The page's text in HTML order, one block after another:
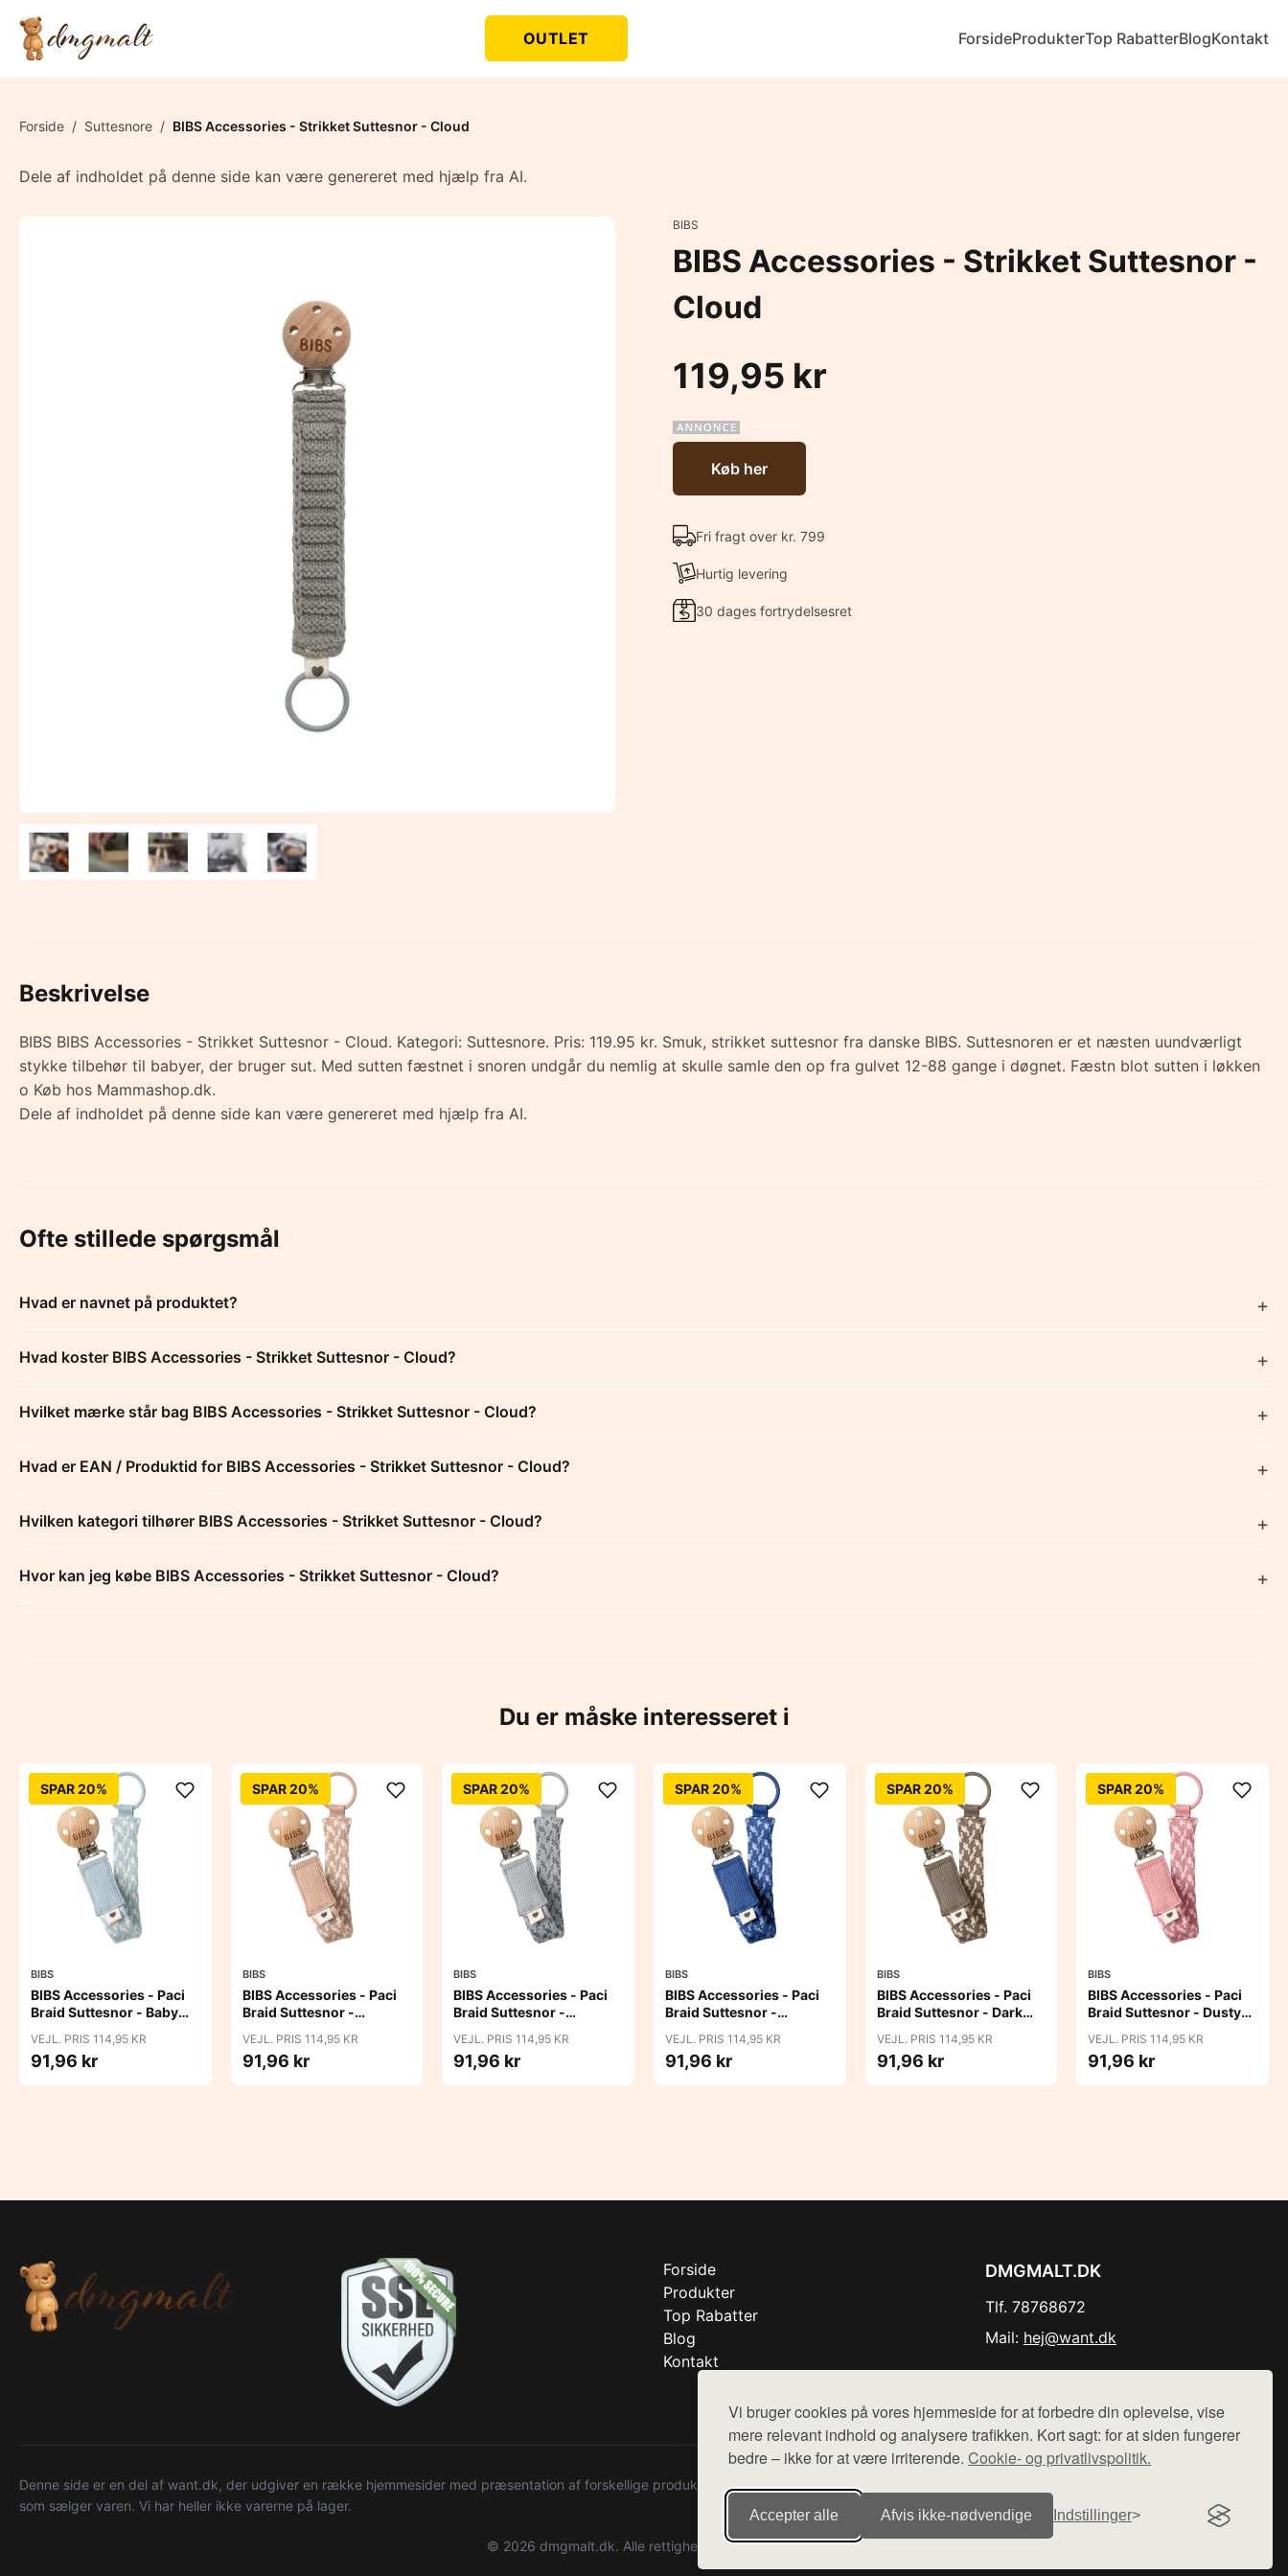
Vi bruger cookies på vores hjemmeside for at forbedre din oplevelse, vise
mere relevant indhold og analysere trafikken. Kort sagt: for at siden fungerer
bedre – ikke for at være irriterende. Cookie- og privatlivspolitik.
Accepter alle Afvis ikke‑nødvendige Indstillinger
OUTLET ForsideProdukterTop RabatterBlogKontakt
Forside / Suttesnore / BIBS Accessories - Strikket Suttesnor - Cloud
Dele af indholdet på denne side kan være genereret med hjælp fra AI.
BIBS
BIBS Accessories - Strikket Suttesnor -
Cloud
119,95 kr
Køb her
Fri fragt over kr. 799
Hurtig levering
30 dages fortrydelsesret
Beskrivelse
BIBS BIBS Accessories - Strikket Suttesnor - Cloud. Kategori: Suttesnore. Pris: 119.95 kr. Smuk, strikket suttesnor fra danske BIBS. Suttesnoren er et næsten uundværligt
stykke tilbehør til babyer, der bruger sut. Med sutten fæstnet i snoren undgår du nemlig at skulle samle den op fra gulvet 12-88 gange i døgnet. Fæstn blot sutten i løkken
o Køb hos Mammashop.dk.
Dele af indholdet på denne side kan være genereret med hjælp fra AI.
Ofte stillede spørgsmål
Hvad er navnet på produktet?
Hvad koster BIBS Accessories - Strikket Suttesnor - Cloud?
Hvilket mærke står bag BIBS Accessories - Strikket Suttesnor - Cloud?
Hvad er EAN / Produktid for BIBS Accessories - Strikket Suttesnor - Cloud?
Hvilken kategori tilhører BIBS Accessories - Strikket Suttesnor - Cloud?
Hvor kan jeg købe BIBS Accessories - Strikket Suttesnor - Cloud?
Du er måske interesseret i
SPAR 20%
BIBS
BIBS Accessories - Paci
Braid Suttesnor - Baby
VEJL. PRIS 114,95 KR
91,96 kr
SPAR 20%
BIBS
BIBS Accessories - Paci
Braid Suttesnor -
VEJL. PRIS 114,95 KR
91,96 kr
SPAR 20%
BIBS
BIBS Accessories - Paci
Braid Suttesnor -
VEJL. PRIS 114,95 KR
91,96 kr
SPAR 20%
BIBS
BIBS Accessories - Paci
Braid Suttesnor -
VEJL. PRIS 114,95 KR
91,96 kr
SPAR 20%
BIBS
BIBS Accessories - Paci
Braid Suttesnor - Dark
VEJL. PRIS 114,95 KR
91,96 kr
SPAR 20%
BIBS
BIBS Accessories - Paci
Braid Suttesnor - Dusty
VEJL. PRIS 114,95 KR
91,96 kr
Forside
Produkter
Top Rabatter
Blog
Kontakt
DMGMALT.DK
Tlf. 78768672
Mail: hej@want.dk
Denne side er en del af want.dk, der udgiver en række hjemmesider med præsentation af forskellige produkter fra diverse webshops. Der sælges ikke varer fra denne side - vi henviser til de shops,
som sælger varen. Vi har heller ikke varerne på lager.
© 2026 dmgmalt.dk. Alle rettigheder forbeholdes.